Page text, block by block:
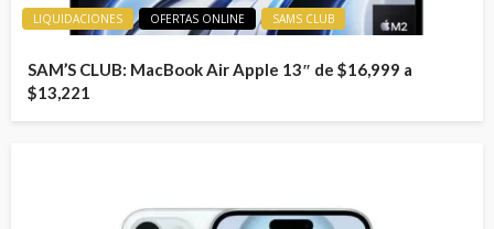
LIQUIDACIONES OFERTAS ONLINE SAMS CLUB
SAM’S CLUB: MacBook Air Apple 13″ de $16,999 a
$13,221